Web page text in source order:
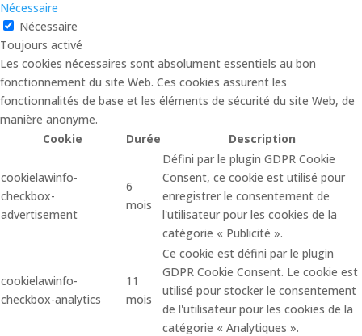
Nécessaire
Nécessaire
Toujours activé
Les cookies nécessaires sont absolument essentiels au bon
fonctionnement du site Web. Ces cookies assurent les
fonctionnalités de base et les éléments de sécurité du site Web, de
manière anonyme.
Cookie
Durée Description
cookielawinfo-
checkbox-
advertisement
6
mois
Défini par le plugin GDPR Cookie
Consent, ce cookie est utilisé pour
enregistrer le consentement de
l'utilisateur pour les cookies de la
catégorie « Publicité ».
cookielawinfo-
checkbox-analytics
11
mois
Ce cookie est défini par le plugin
GDPR Cookie Consent. Le cookie est
utilisé pour stocker le consentement
de l'utilisateur pour les cookies de la
catégorie « Analytiques ».